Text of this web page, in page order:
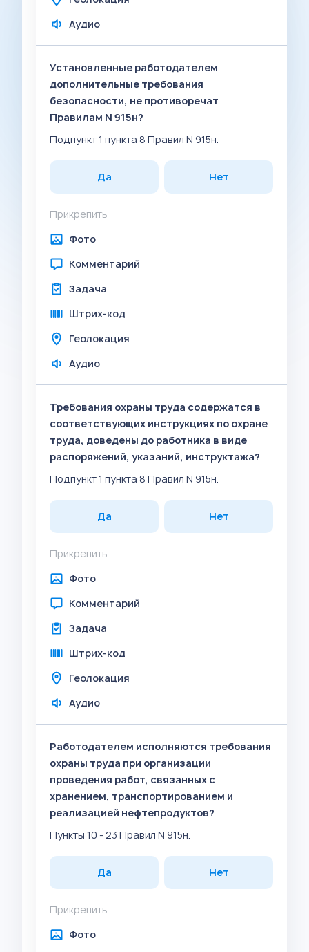
Аудио
Установленные работодателем
дополнительные требования
безопасности, не противоречат
Правилам N 915н?
Подпункт 1 пункта 8 Правил N 915н.
Да Нет
Прикрепить
Фото
Комментарий
Задача
Штрих-код
Геолокация
Аудио
Требования охраны труда содержатся в
соответствующих инструкциях по охране
труда, доведены до работника в виде
распоряжений, указаний, инструктажа?
Подпункт 1 пункта 8 Правил N 915н.
Да Нет
Прикрепить
Фото
Комментарий
Задача
Штрих-код
Геолокация
Аудио
Работодателем исполняются требования
охраны труда при организации
проведения работ, связанных с
хранением, транспортированием и
реализацией нефтепродуктов?
Пункты 10 - 23 Правил N 915н.
Да Нет
Прикрепить
Фото